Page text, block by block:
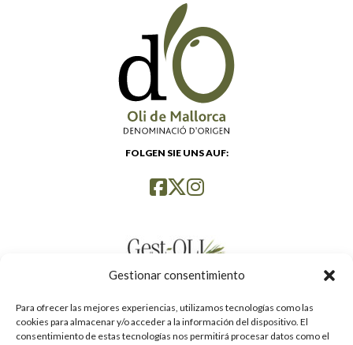
Gestionar consentimiento
Para ofrecer las mejores experiencias, utilizamos tecnologías como las
cookies para almacenar y/o acceder a la información del dispositivo. El
consentimiento de estas tecnologías nos permitirá procesar datos como el
FOLGEN SIE UNS AUF: